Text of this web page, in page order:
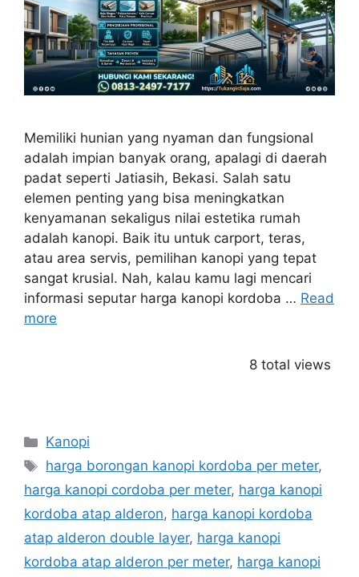
Memiliki hunian yang nyaman dan fungsional
adalah impian banyak orang, apalagi di daerah
padat seperti Jatiasih, Bekasi. Salah satu
elemen penting yang bisa meningkatkan
kenyamanan sekaligus nilai estetika rumah
adalah kanopi. Baik itu untuk carport, teras,
atau area servis, pemilihan kanopi yang tepat
sangat krusial. Nah, kalau kamu lagi mencari
informasi seputar harga kanopi kordoba … Read
more
8 total views
Categories
Kanopi
Tags
harga borongan kanopi kordoba per meter,
harga kanopi cordoba per meter, harga kanopi
kordoba atap alderon, harga kanopi kordoba
atap alderon double layer, harga kanopi
kordoba atap alderon per meter, harga kanopi